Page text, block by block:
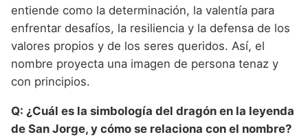
entiende como la determinación, la valentía para
enfrentar desafíos, la resiliencia y la defensa de los
valores propios y de los seres queridos. Así, el
nombre proyecta una imagen de persona tenaz y
con principios.
Q: ¿Cuál es la simbología del dragón en la leyenda
de San Jorge, y cómo se relaciona con el nombre?